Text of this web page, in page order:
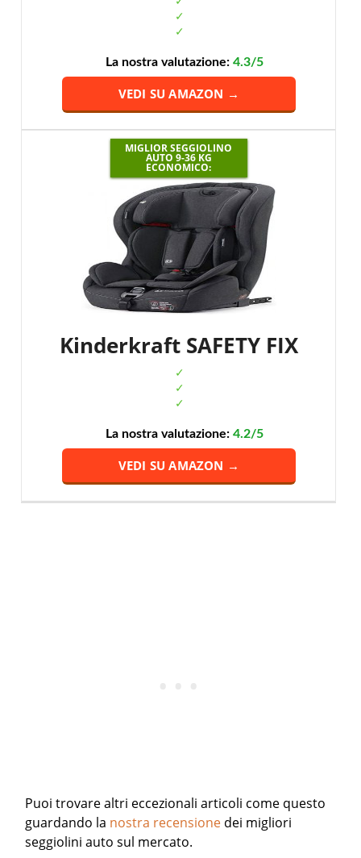
La nostra valutazione: 4.3/5
VEDI SU AMAZON →
MIGLIOR SEGGIOLINO
AUTO 9-36 KG
ECONOMICO:
Kinderkraft SAFETY FIX
La nostra valutazione: 4.2/5
VEDI SU AMAZON →
Puoi trovare altri eccezionali articoli come questo
guardando la nostra recensione dei migliori
seggiolini auto sul mercato.